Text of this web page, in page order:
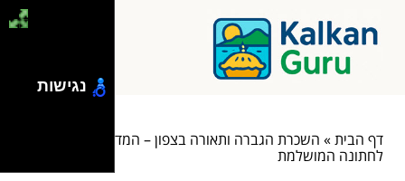
דף הבית» השכרת הגברה ותאורה בצפון – המדריך המלא
לחתונה המושלמת
נגישות